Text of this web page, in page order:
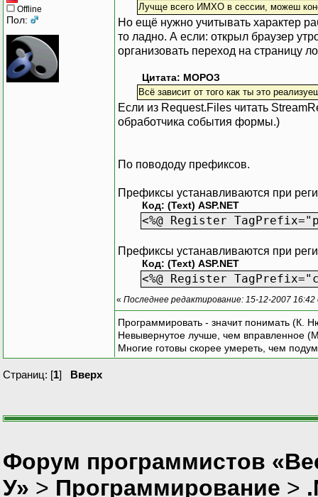
Offline
Пол:
Лучще всего ИМХО в сессии, можеш
Но ещё нужно учитывать характер
то ладно. А если: открыл браузер
организовать переход на страницу
Цитата: МОРОЗ
Всё зависит от того как ты это
Если из Request.Files читать
обработчика события формы.)
По повододу префиксов.
Префиксы устанавливаются при
Код: (Text) ASP.NET
<%@ Register
Префиксы устанавливаются при
Код: (Text) ASP.NET
<%@ Register
« Последнее редактирование: 15-12-2007
Программировать - значит понимать (К.
Невывернутое лучше, чем вправленное
Многие готовы скорее умереть, чем
Страниц: [1] Вверх
Форум программистов
У» > Программирование >